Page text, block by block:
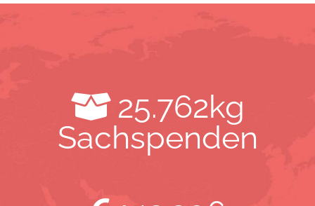
25.762kg
Sachspenden